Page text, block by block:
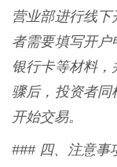
营业部进行线下
者需要填写开户
银行卡等材料
骤后，投资者
开始交易。
### 四、注意事